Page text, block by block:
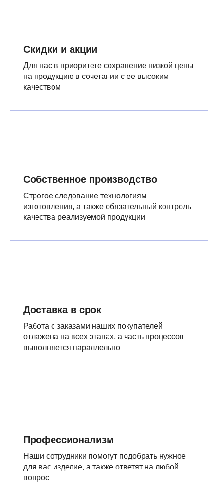
Скидки и акции
Для нас в приоритете сохранение низкой цены
на продукцию в сочетании с ее высоким
качеством
Собственное производство
Строгое следование технологиям
изготовления, а также обязательный контроль
качества реализуемой продукции
Доставка в срок
Работа с заказами наших покупателей
отлажена на всех этапах, а часть процессов
выполняется параллельно
Профессионализм
Наши сотрудники помогут подобрать нужное
для вас изделие, а также ответят на любой
вопрос